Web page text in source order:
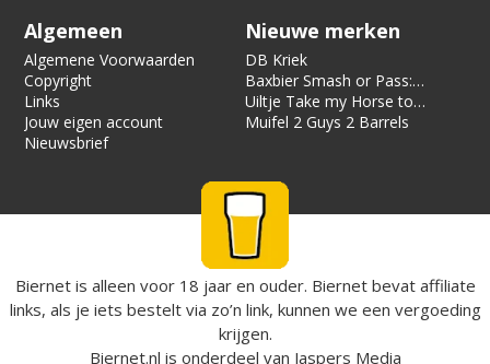
Algemeen
Algemene Voorwaarden
Copyright
Links
Jouw eigen account
Nieuwsbrief
Nieuwe merken
DB Kriek
Baxbier Smash or Pass:
Strata
Uiltje Take my Horse to
the Hotel Room
Muifel 2 Guys 2 Barrels
Biernet is alleen voor 18 jaar en ouder. Biernet bevat affiliate
links, als je iets bestelt via zo’n link, kunnen we een vergoeding
krijgen.
Biernet.nl is onderdeel van Jaspers Media